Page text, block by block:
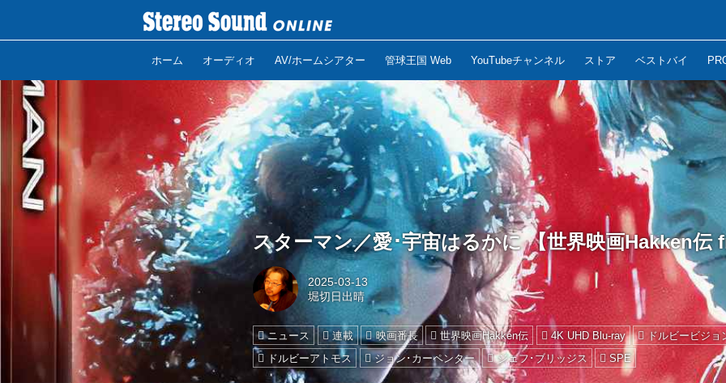
ホーム オーディオ AV/ホームシアター 管球王国 Web YouTubeチャンネル ストア ベストバイ
スターマン／愛･宇宙はるかに 【世界映画Hakken伝
2025-03-13
堀切日出晴
ニュース 連載 映画番長 世界映画Hakken伝 4K UHD Blu-ray
ドルビービジョ
ドルビーアトモス
ジョン･カーペンター ジェフ･ブリッジス SPE